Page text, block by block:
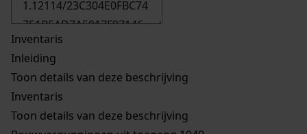
Inventaris
Inleiding
Toon details van deze beschrijving
Inventaris
Toon details van deze beschrijving